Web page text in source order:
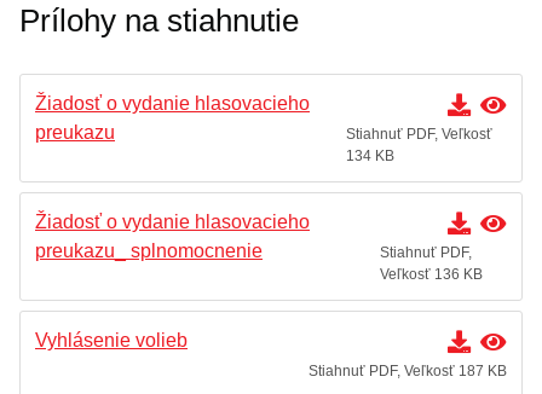
Prílohy na stiahnutie
Žiadosť o vydanie hlasovacieho
preukazu
Stiahnuť PDF, Veľkosť
134 KB
Žiadosť o vydanie hlasovacieho
preukazu_ splnomocnenie
Stiahnuť PDF,
Veľkosť 136 KB
Vyhlásenie volieb
Stiahnuť PDF, Veľkosť 187 KB